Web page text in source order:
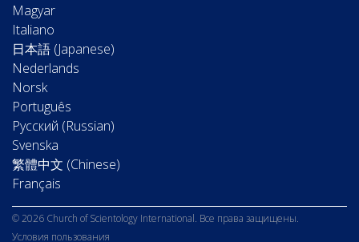
Magyar
Italiano
日本語 (Japanese)
Nederlands
Norsk
Português
Русский (Russian)
Svenska
繁體中文 (Chinese)
Français
© 2026 Church of Scientology International. Все права защищены.
Условия пользования